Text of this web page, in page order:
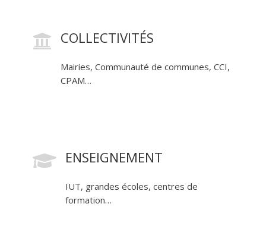
 COLLECTIVITÉS
Mairies, Communauté de communes, CCI,
CPAM…
 ENSEIGNEMENT
IUT, grandes écoles, centres de
formation…